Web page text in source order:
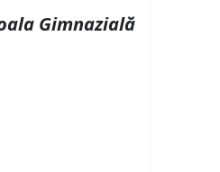
Gimnazială